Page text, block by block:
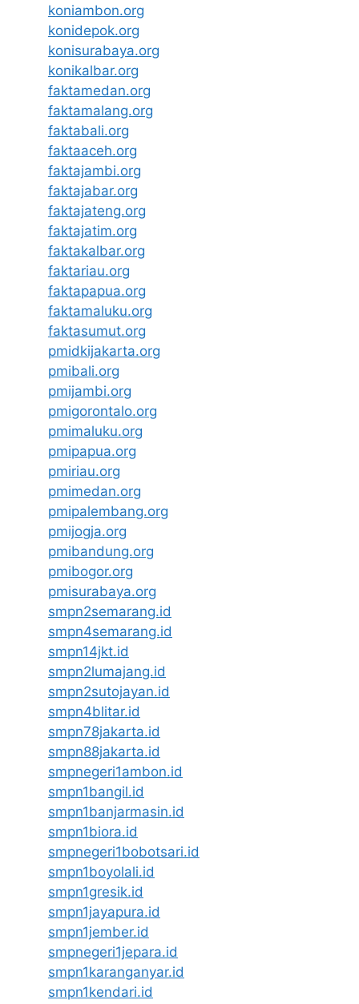
koniambon.org
konidepok.org
konisurabaya.org
konikalbar.org
faktamedan.org
faktamalang.org
faktabali.org
faktaaceh.org
faktajambi.org
faktajabar.org
faktajateng.org
faktajatim.org
faktakalbar.org
faktariau.org
faktapapua.org
faktamaluku.org
faktasumut.org
pmidkijakarta.org
pmibali.org
pmijambi.org
pmigorontalo.org
pmimaluku.org
pmipapua.org
pmiriau.org
pmimedan.org
pmipalembang.org
pmijogja.org
pmibandung.org
pmibogor.org
pmisurabaya.org
smpn2semarang.id
smpn4semarang.id
smpn14jkt.id
smpn2lumajang.id
smpn2sutojayan.id
smpn4blitar.id
smpn78jakarta.id
smpn88jakarta.id
smpnegeri1ambon.id
smpn1bangil.id
smpn1banjarmasin.id
smpn1biora.id
smpnegeri1bobotsari.id
smpn1boyolali.id
smpn1gresik.id
smpn1jayapura.id
smpn1jember.id
smpnegeri1jepara.id
smpn1karanganyar.id
smpn1kendari.id